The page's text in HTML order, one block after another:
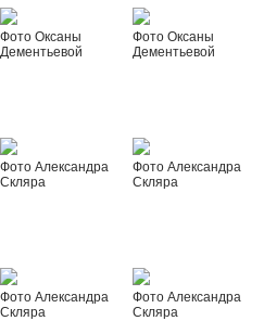
Фото Оксаны
Дементьевой
Фото Оксаны
Дементьевой
Фото Александра
Скляра
Фото Александра
Скляра
Фото Александра
Скляра
Фото Александра
Скляра